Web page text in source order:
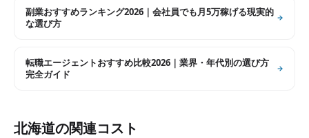
副業おすすめランキング2026｜会社員でも月5万稼げる現実的
な選び方
転職エージェントおすすめ比較2026｜業界・年代別の選び方
完全ガイド
北海道の関連コスト